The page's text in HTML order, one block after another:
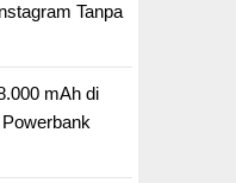
Tanpa
mAh di